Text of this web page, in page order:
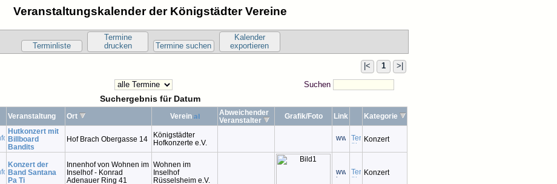
Veranstaltungskalender der Königstädter Vereine
Terminliste
Termine
drucken
Termine suchen
Kalender
exportieren
|< 1 >|
Suchen
Suchergebnis für Datum
Veranstaltung Ort Verein
Abweichender
Veranstalter
Grafik/Foto Link Kategorie
Hutkonzert mit
Billboard
Bandits
Hof Brach Obergasse 14
Königstädter
Hofkonzerte e.V.
Konzert
Konzert der
Band Santana
Pa Ti
Innenhof von Wohnen im
Inselhof - Konrad
Adenauer Ring 41
Wohnen im
Inselhof
Rüsselsheim e.V.
Konzert